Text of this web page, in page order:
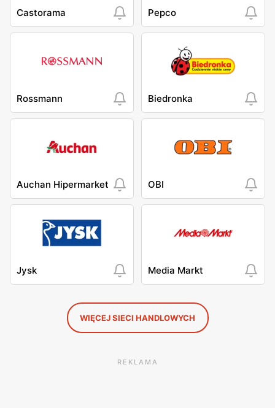
Castorama Pepco
Rossmann Biedronka
Auchan Hipermarket OBI
Jysk Media Markt
WIĘCEJ SIECI HANDLOWYCH
REKLAMA